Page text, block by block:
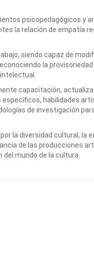
psicopedagógicos y
la relación de empatía
siendo capaz de
la
capacitación,
habilidades
de investigación
la diversidad cultural, la
de las producciones
mundo de la cultura.